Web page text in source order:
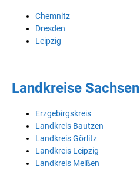
Chemnitz
Dresden
Leipzig
Landkreise Sachsen
Erzgebirgskreis
Landkreis Bautzen
Landkreis Görlitz
Landkreis Leipzig
Landkreis Meißen